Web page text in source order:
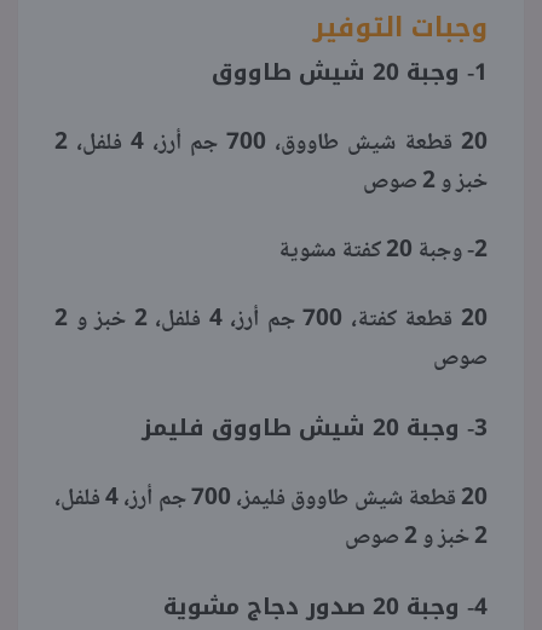
وجبات التوفير
1- وجبة 20 شيش طاووق
20 قطعة شيش طاووق، 700 جم أرز، 4 فلفل، 2
خبز و 2 صوص
2- وجبة 20 كفتة مشوية
20 قطعة كفتة، 700 جم أرز، 4 فلفل، 2 خبز و 2
صوص
3- وجبة 20 شيش طاووق فليمز
20 قطعة شيش طاووق فليمز، 700 جم أرز، 4 فلفل،
2 خبز و 2 صوص
4- وجبة 20 صدور دجاج مشوية